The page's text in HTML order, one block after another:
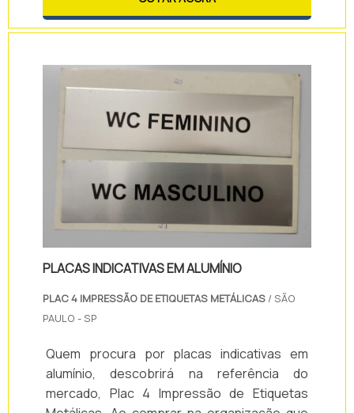
qualquer demanda.MAIS INFORMAÇÕES
SOBRE PLACAS PERSONALIZADAS DE
personalizadas de alumínio em uma empresa
comprometida co...
PLACAS INDICATIVAS EM ALUMÍNIO
PLAC 4 IMPRESSÃO DE ETIQUETAS METÁLICAS / SÃO
PAULO - SP
Quem procura por placas indicativas em
alumínio, descobrirá na referência do
mercado, Plac 4 Impressão de Etiquetas